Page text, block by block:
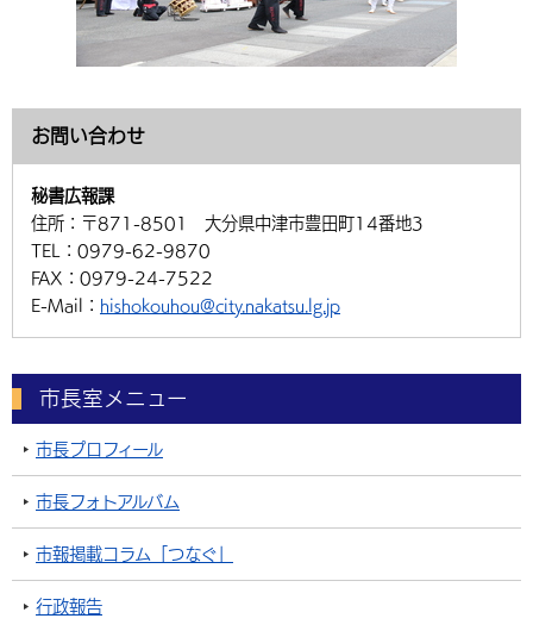
お問い合わせ
秘書広報課
住所： 〒871-8501 大分県中津市豊田町14番地3
TEL： 0979-62-9870
FAX： 0979-24-7522
E-Mail： hishokouhou@city.nakatsu.lg.jp
市長室メニュー
市長プロフィール
市長フォトアルバム
市報掲載コラム「つなぐ」
行政報告